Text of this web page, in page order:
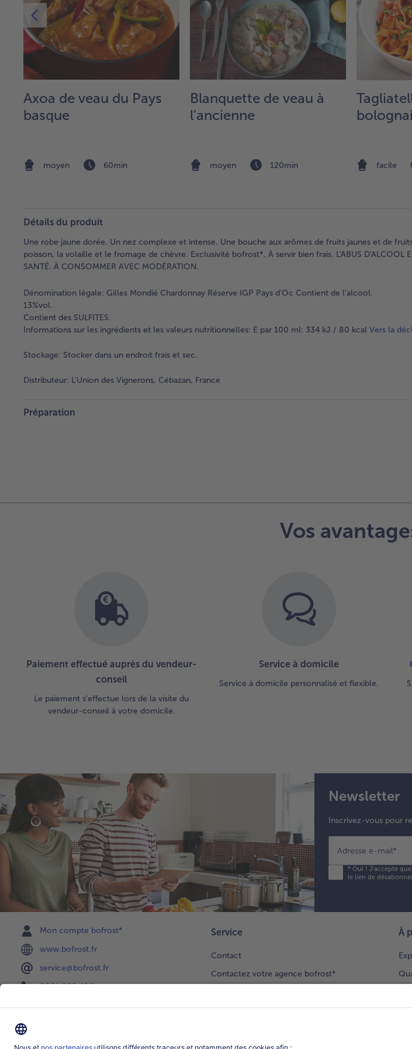
Axoa de veau du Pays
basque
moyen 60min
Blanquette de veau à
l'ancienne
moyen 120min facile
Détails du produit
Une robe jaune dorée. Un nez complexe et intense. Une bouche aux arômes de fruits jaunes et de
poisson, la volaille et le fromage de chèvre. Exclusivité bofrost*. À servir bien frais. L'ABUS D'ALCOOL
SANTÉ. À CONSOMMER AVEC MODÉRATION.
Dénomination légale: Gilles Mondié Chardonnay Réserve IGP Pays d’Oc Contient de l’alcool.
13%vol.
Contient des SULFITES.
Informations sur les ingrédients et les valeurs nutritionnelles: E par 100 ml: 334 kJ / 80 kcal Vers la
Stockage: Stocker dans un endroit frais et sec.
Distributeur: L'Union des Vignerons, Cébazan, France
Préparation
Vos
Paiement effectué auprès du vendeur-
conseil
Le paiement s’effectue lors de la visite du
vendeur-conseil à votre domicile.
Service à domicile
Service à domicile personnalisé et flexible.
Newsletter
Inscrivez-vous pour
Adresse e-mail*
*Oui ! J'accepte que
le lien de
Mon compte bofrost*
www.bofrost.fr
service@bofrost.fr
0801 902 406
Service
Contact
Contactez votre agence bofrost*
Newsletter
Notre catalogue
À